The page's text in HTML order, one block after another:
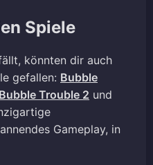
Spiele
könnten dir auch
gefallen: Bubble
Bubble Trouble 2 und
Gameplay, in